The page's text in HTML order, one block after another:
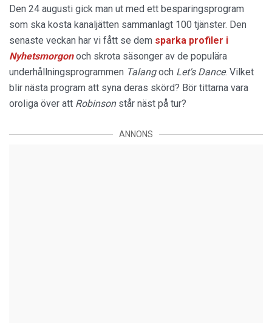
Den 24 augusti gick man ut med ett besparingsprogram
som ska kosta kanaljätten sammanlagt 100 tjänster. Den
senaste veckan har vi fått se dem sparka profiler i
Nyhetsmorgonoch skrota säsonger av de populära
underhållningsprogrammen Talangoch Let's Dance. Vilket
blir nästa program att syna deras skörd? Bör tittarna vara
oroliga över att Robinson står näst på tur?
ANNONS